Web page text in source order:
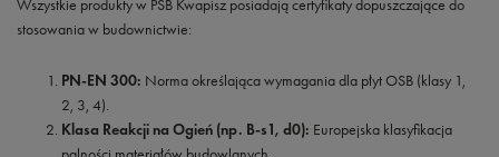
Wszystkie produkty w PSB Kwapisz posiadają certyfikaty dopuszczające do
stosowania w budownictwie:
PN-EN 300: Norma określająca wymagania dla płyt OSB (klasy 1,
2, 3, 4).
Klasa Reakcji na Ogień (np. B-s1, d0): Europejska klasyfikacja